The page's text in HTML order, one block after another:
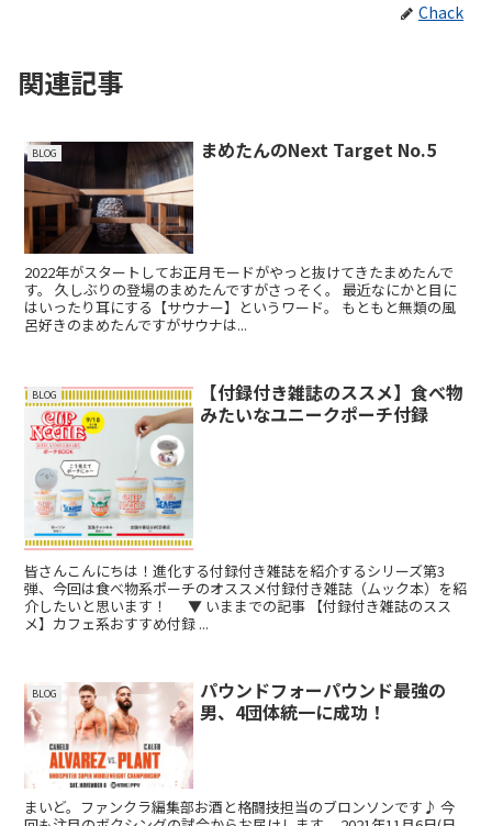
Chack
関連記事
BLOG まめたんのNext Target No.5
2022年がスタートしてお正月モードがやっと抜けてきたまめたんで
す。 久しぶりの登場のまめたんですがさっそく。 最近なにかと目に
はいったり耳にする【サウナー】というワード。 もともと無類の風
呂好きのまめたんですがサウナは...
BLOG
【付録付き雑誌のススメ】食べ物
みたいなユニークポーチ付録
皆さんこんにちは！進化する付録付き雑誌を紹介するシリーズ第3
弾、今回は食べ物系ポーチのオススメ付録付き雑誌（ムック本）を紹
介したいと思います！ ▼ いままでの記事 【付録付き雑誌のスス
メ】カフェ系おすすめ付録 ...
BLOG
パウンドフォーパウンド最強の
男、4団体統一に成功！
まいど。ファンクラ編集部お酒と格闘技担当のブロンソンです♪ 今